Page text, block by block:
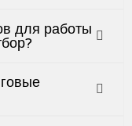
для работы